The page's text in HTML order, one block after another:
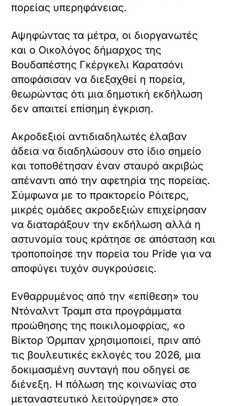
πορείας υπερηφάνειας.
Αψηφώντας τα μέτρα, οι διοργανωτές
και ο Οικολόγος δήμαρχος της
Βουδαπέστης Γκέργκελι Καρατσόνι
αποφάσισαν να διεξαχθεί η πορεία,
θεωρώντας ότι μια δημοτική εκδήλωση
δεν απαιτεί επίσημη έγκριση.
Ακροδεξιοί αντιδιαδηλωτές έλαβαν
άδεια να διαδηλώσουν στο ίδιο σημείο
και τοποθέτησαν έναν σταυρό ακριβώς
απέναντι από την αφετηρία της πορείας.
Σύμφωνα με το πρακτορείο Ρόιτερς,
μικρές ομάδες ακροδεξιών επιχείρησαν
να διαταράξουν την εκδήλωση αλλά η
αστυνομία τους κράτησε σε απόσταση και
τροποποίησε την πορεία του Pride για να
αποφύγει τυχόν συγκρούσεις.
Ενθαρρυμένος από την «επίθεση» του
Ντόναλντ Τραμπ στα προγράμματα
προώθησης της ποικιλομοφρίας, «ο
Βίκτορ Όρμπαν χρησιμοποιεί, πριν από
τις βουλευτικές εκλογές του 2026, μια
δοκιμασμένη συνταγή που οδηγεί σε
διένεξη. Η πόλωση της κοινωνίας στο
μεταναστευτικό λειτούργησε» στο